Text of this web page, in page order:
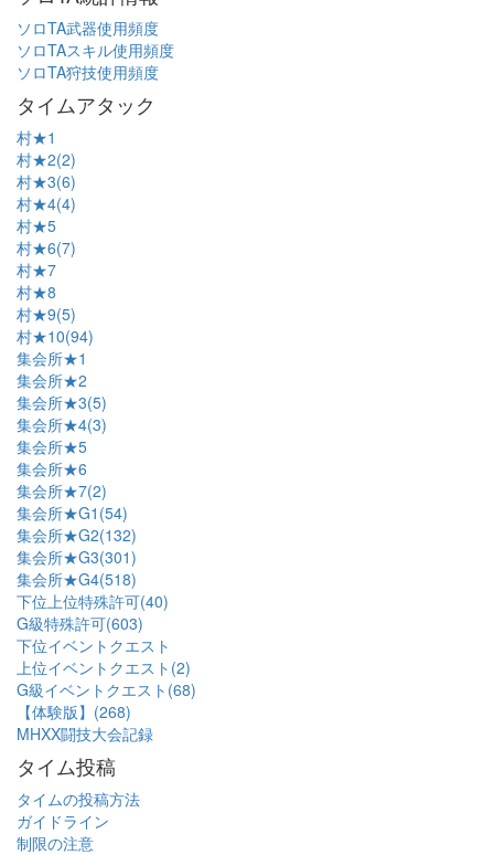
ソロTA武器使用頻度
ソロTAスキル使用頻度
ソロTA狩技使用頻度
タイムアタック
村★1
村★2(2)
村★3(6)
村★4(4)
村★5
村★6(7)
村★7
村★8
村★9(5)
村★10(94)
集会所★1
集会所★2
集会所★3(5)
集会所★4(3)
集会所★5
集会所★6
集会所★7(2)
集会所★G1(54)
集会所★G2(132)
集会所★G3(301)
集会所★G4(518)
下位上位特殊許可(40)
G級特殊許可(603)
下位イベントクエスト
上位イベントクエスト(2)
G級イベントクエスト(68)
【体験版】(268)
MHXX闘技大会記録
タイム投稿
タイムの投稿方法
ガイドライン
制限の注意